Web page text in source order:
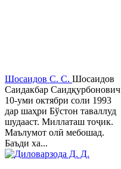
Шосаидов С. С. Шосаидов
Саидакбар Саидқурбонович
10-уми октябри соли 1993
дар шаҳри Бўстон таваллуд
шудааст. Миллаташ тоҷик.
Маълумот олӣ мебошад.
Баъди ха...